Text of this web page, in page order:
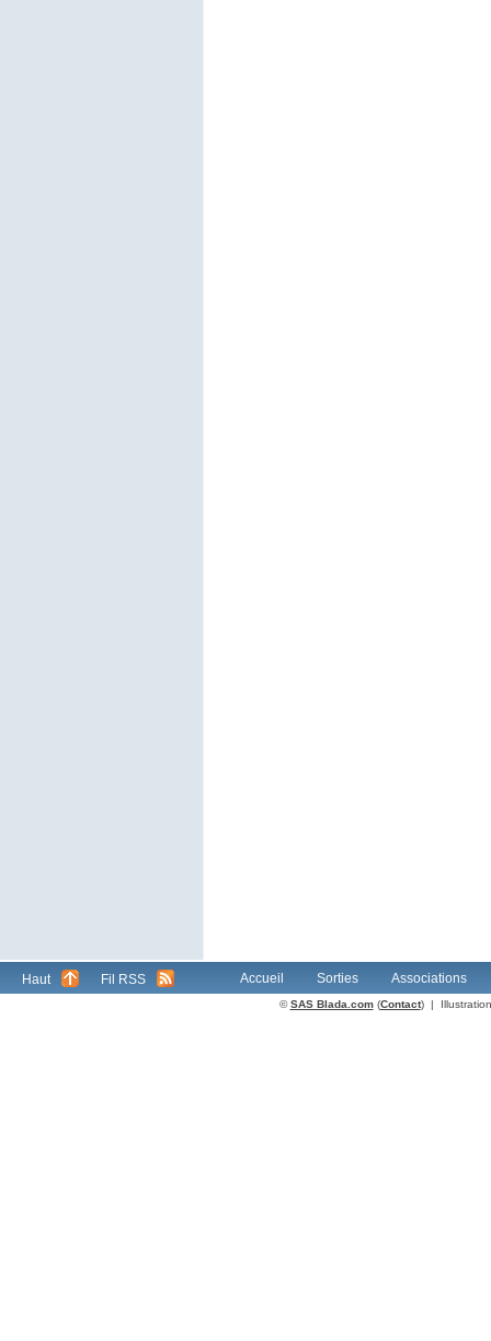
Haut Fil RSS Accueil Sorties Associations
©SAS Blada.com(Contact) |